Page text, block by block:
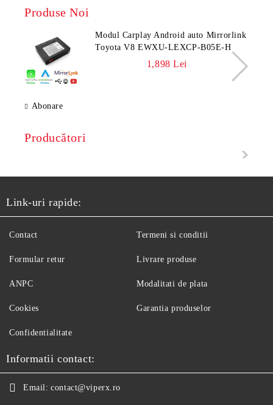
Produse Noi
Modul Carplay Android auto Mirrorlink
Toyota V8 EWXU-LEXCP-B05E-H
1,898 Lei
Abonare
Producători
Link-uri rapide:
Contact
Formular retur
ANPC
Cookies
Termeni si conditii
Livrare produse
Modalitati de plata
Garantia produselor
Confidentialitate
Informatii contact:
Email: contact@viperx.ro